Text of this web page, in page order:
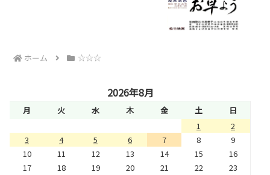
ホーム ☆☆☆
2026年8月
月 火 水 木 金 土
日
1
2
3
4 5 6 7 8
9
10
11 12 13 14 15
16
17
18 19 20 21 22
23